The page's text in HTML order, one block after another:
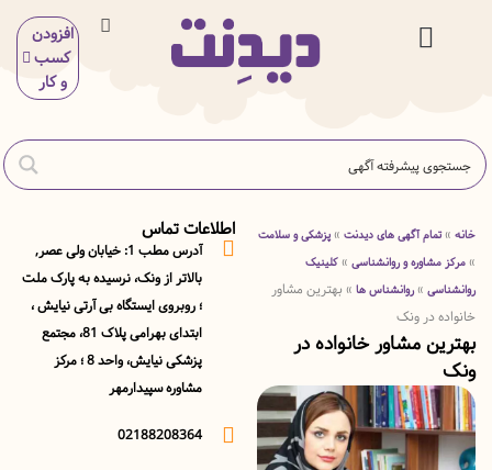
افزودن
آگهی های دیدنت » پزشکی و سلامت
و روانشناسی » کلینیک
» روانشناس ها »بهترین مشاور
در ونک
مشاور خانواده در
اطلاعات تماس
آدرس مطب 1: خیابان ولی عصر,
بالاتر از ونک، نرسیده به پارک ملت
؛ روبروی ایستگاه بی آرتی نیایش ،
ابتدای بهرامی پلاک 81، مجتمع
پزشکی نیایش، واحد 8 ؛ مرکز
مشاوره سپیدارمهر
02188208364